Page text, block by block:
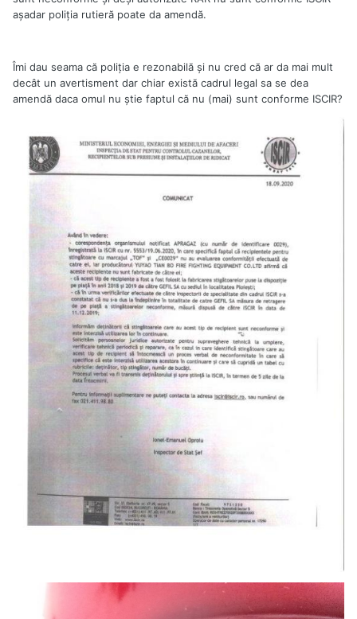
așadar poliția rutieră poate da amendă.
Îmi dau seama că poliția e rezonabilă și nu cred că ar da mai mult
decât un avertisment dar chiar există cadrul legal sa se dea
amendă daca omul nu știe faptul că nu (mai) sunt conforme ISCIR?